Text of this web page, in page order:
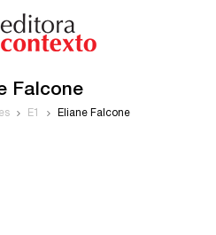
Falcone
E1 Eliane Falcone